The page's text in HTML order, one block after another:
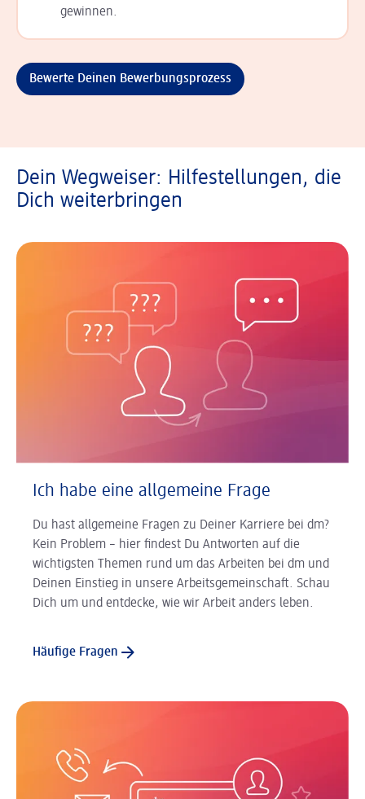
gewinnen.
Bewerte Deinen Bewerbungsprozess
Dein Wegweiser: Hilfestellungen, die
Dich weiterbringen
Ich habe eine allgemeine Frage
Du hast allgemeine Fragen zu Deiner Karriere bei dm?
Kein Problem – hier findest Du Antworten auf die
wichtigsten Themen rund um das Arbeiten bei dm und
Deinen Einstieg in unsere Arbeitsgemeinschaft. Schau
Dich um und entdecke, wie wir Arbeit anders leben.
Häufige Fragen